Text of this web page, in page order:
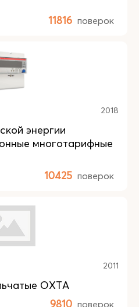
11816 поверок
2018
энергии
многотарифные
10425 поверок
2011
ОХТА
9810 поверок